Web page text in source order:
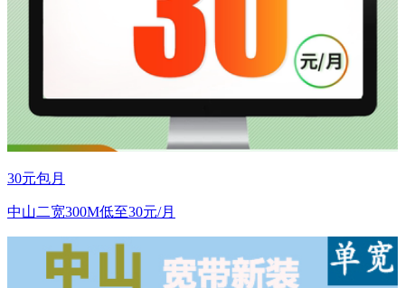
30元包月
中山二宽300M低至30元/月